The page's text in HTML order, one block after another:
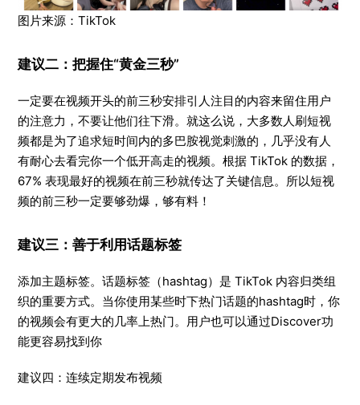
图片来源：TikTok
建议二：把握住“黄金三秒”
一定要在视频开头的前三秒安排引人注目的内容来留住用户
的注意力，不要让他们往下滑。就这么说，大多数人刷短视
频都是为了追求短时间内的多巴胺视觉刺激的，几乎没有人
有耐心去看完你一个低开高走的视频。根据 TikTok 的数据，
67% 表现最好的视频在前三秒就传达了关键信息。所以短视
频的前三秒一定要够劲爆，够有料！
建议三：善于利用话题标签
添加主题标签。话题标签（hashtag）是 TikTok 内容归类组
织的重要方式。当你使用某些时下热门话题的hashtag时，你
的视频会有更大的几率上热门。用户也可以通过Discover功
能更容易找到你
建议四：连续定期发布视频